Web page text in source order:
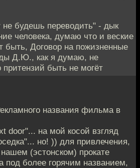
будешь переводить" - дык
человека, думаю что и веские
быть, Договор на пожизненные
Д.Ю., как я думаю, не
быть не могёт
названия фильма в
door"... на мой косой взгляд
но! )) для привлечения,
(эстонском) прокате
под более горячим названием,